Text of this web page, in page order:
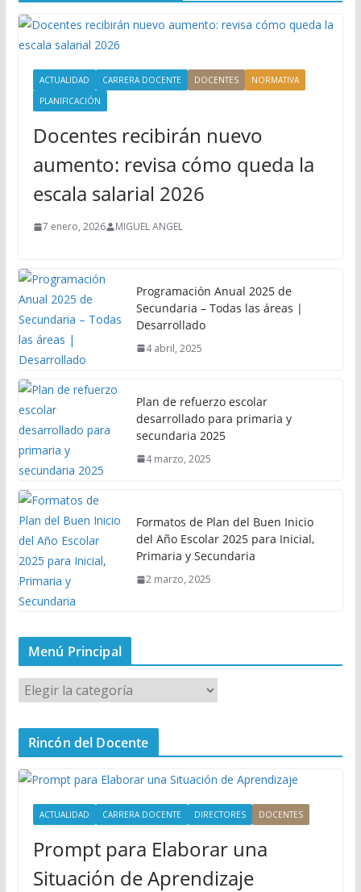
ACTUALIDAD CARRERA DOCENTE DOCENTES
NORMATIVA
PLANIFICACIÓN
Docentes recibirán nuevo
aumento: revisa cómo queda la
escala salarial 2026
7 enero, 2026 MIGUEL ANGEL
Programación Anual 2025 de
Secundaria – Todas las áreas |
Desarrollado
4 abril, 2025
Plan de refuerzo escolar
desarrollado para primaria y
secundaria 2025
4 marzo, 2025
Formatos de Plan del Buen Inicio
del Año Escolar 2025 para Inicial,
Primaria y Secundaria
2 marzo, 2025
Menú Principal
M
e
n
P
Rincón del Docente
ACTUALIDAD CARRERA DOCENTE DIRECTORES DOCENTES
Prompt para Elaborar una
Situación de Aprendizaje